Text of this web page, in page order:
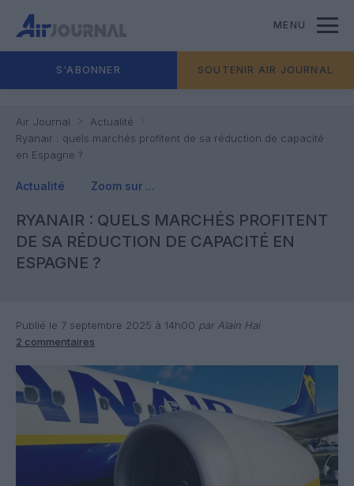
MENU
S'ABONNER SOUTENIR AIR JOURNAL
Air Journal
Actualité
Ryanair : quels marchés profitent de sa réduction de capacité
en Espagne ?
Actualité Zoom sur ...
RYANAIR : QUELS MARCHÉS PROFITENT
DE SA RÉDUCTION DE CAPACITÉ EN
ESPAGNE ?
Publié le 7 septembre 2025 à 14h00 par Alain Hai
2 commentaires